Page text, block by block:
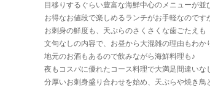
目移りするぐらい豊富な海鮮中心のメニューが並
お得なお値段で楽しめるランチがお手軽なのです
お刺身の鮮度も、天ぷらのさくさくな歯ごたえも
文句なしの内容で、お昼から大混雑の理由もわか
地元のお酒もあるので飲みながら海鮮料理も♪
夜もコスパに優れたコース料理で大満足間違いな
分厚いお刺身盛り合わせを始め、天ぷらや焼き鳥